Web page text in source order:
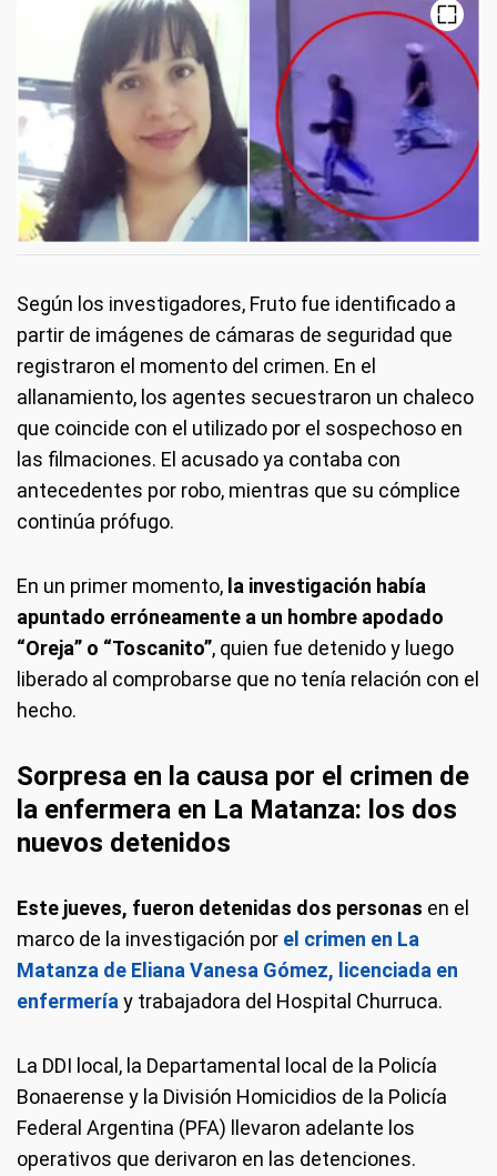
Según los investigadores, Fruto fue identificado a
partir de imágenes de cámaras de seguridad que
registraron el momento del crimen. En el
allanamiento, los agentes secuestraron un chaleco
que coincide con el utilizado por el sospechoso en
las filmaciones. El acusado ya contaba con
antecedentes por robo, mientras que su cómplice
continúa prófugo.
En un primer momento, la investigación había
apuntado erróneamente a un hombre apodado
“Oreja” o “Toscanito”, quien fue detenido y luego
liberado al comprobarse que no tenía relación con el
hecho.
Sorpresa en la causa por el crimen de
la enfermera en La Matanza: los dos
nuevos detenidos
Este jueves, fueron detenidas dos personas en el
marco de la investigación por el crimen en La
Matanza de Eliana Vanesa Gómez, licenciada en
enfermería y trabajadora del Hospital Churruca.
La DDI local, la Departamental local de la Policía
Bonaerense y la División Homicidios de la Policía
Federal Argentina (PFA) llevaron adelante los
operativos que derivaron en las detenciones.